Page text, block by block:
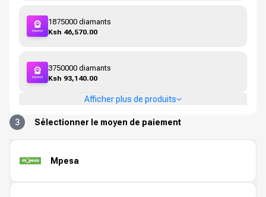
1875000 diamants
Ksh 46,570.00
3750000 diamants
Ksh 93,140.00
Afficher plus de produits
3 Sélectionner le moyen de paiement
Mpesa